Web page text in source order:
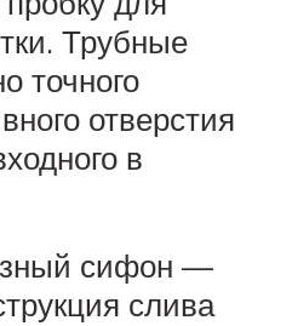
Трубные
точного
отверстия
в
сифон —
слива